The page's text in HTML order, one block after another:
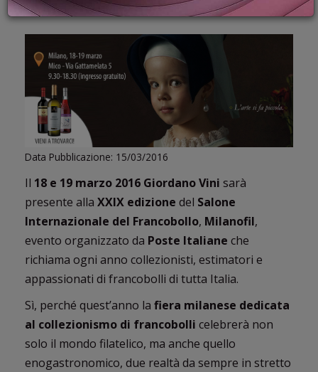
GIFT
CARD
BLOG
ACCEDI
CELEBRARE DUE TRA LE NOSTRE PASSIONI
Data Pubblicazione: 15/03/2016
Il 18 e 19 marzo 2016 Giordano Vini sarà
presente alla XXIX edizione del Salone
Internazionale del Francobollo, Milanofil,
evento organizzato da Poste Italiane che
richiama ogni anno collezionisti, estimatori e
appassionati di francobolli di tutta Italia.
Sì, perché quest’anno la fiera milanese dedicata
al collezionismo di francobolli celebrerà non
solo il mondo filatelico, ma anche quello
enogastronomico, due realtà da sempre in stretto